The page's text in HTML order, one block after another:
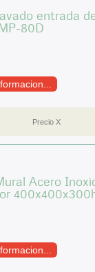
entrada
80D
Precio X
Acero